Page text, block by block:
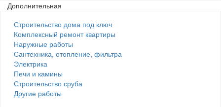
Дополнительная
Строительство дома под ключ
Комплексный ремонт квартиры
Наружные работы
Сантехника, отопление, фильтра
Электрика
Печи и камины
Строительство сруба
Другие работы